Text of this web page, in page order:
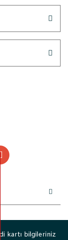
kartı bilgileriniz